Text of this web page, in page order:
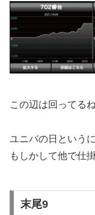
この辺は回ってるね
ユニバの日という
もしかして他で仕
末尾9